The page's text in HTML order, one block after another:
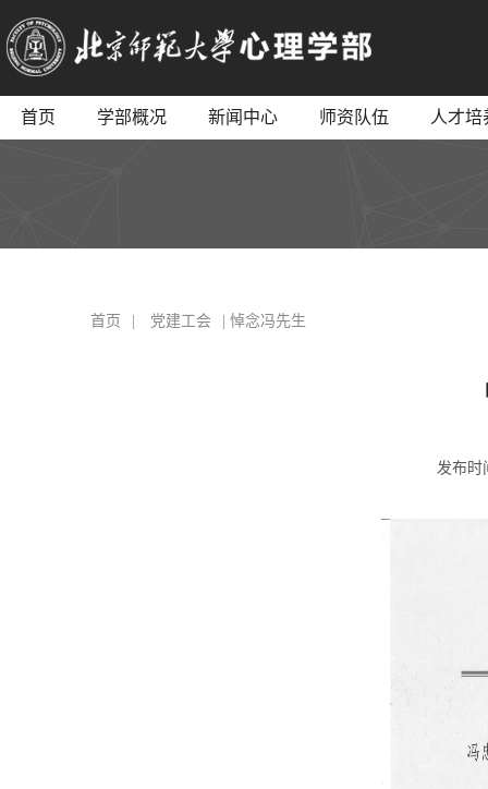
首页 学部概况 新闻中心 师资队伍 人才培
首页 党建工会 | 悼念冯先生
发布